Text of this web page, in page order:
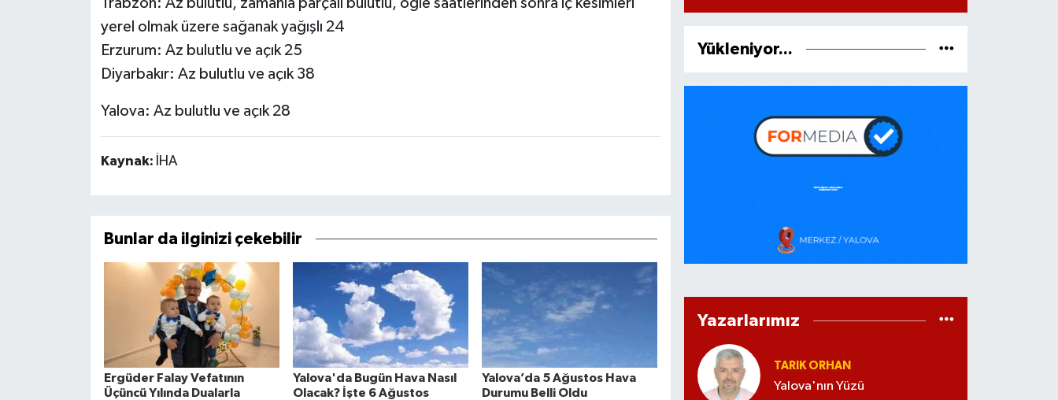
yerel olmak üzere sağanak yağışlı 24
Erzurum: Az bulutlu ve açık 25
Diyarbakır: Az bulutlu ve açık 38
Yalova: Az bulutlu ve açık 28
Kaynak: İHA
Bunlar da ilginizi çekebilir
Ergüder Falay Vefatının
Üçüncü Yılında Dualarla
Yalova'da Bugün Hava Nasıl
Olacak? İşte 6 Ağustos
Yalova’da 5 Ağustos Hava
Durumu Belli Oldu
Yükleniyor...
Yazarlarımız
TARIK ORHAN
Yalova'nın Yüzü